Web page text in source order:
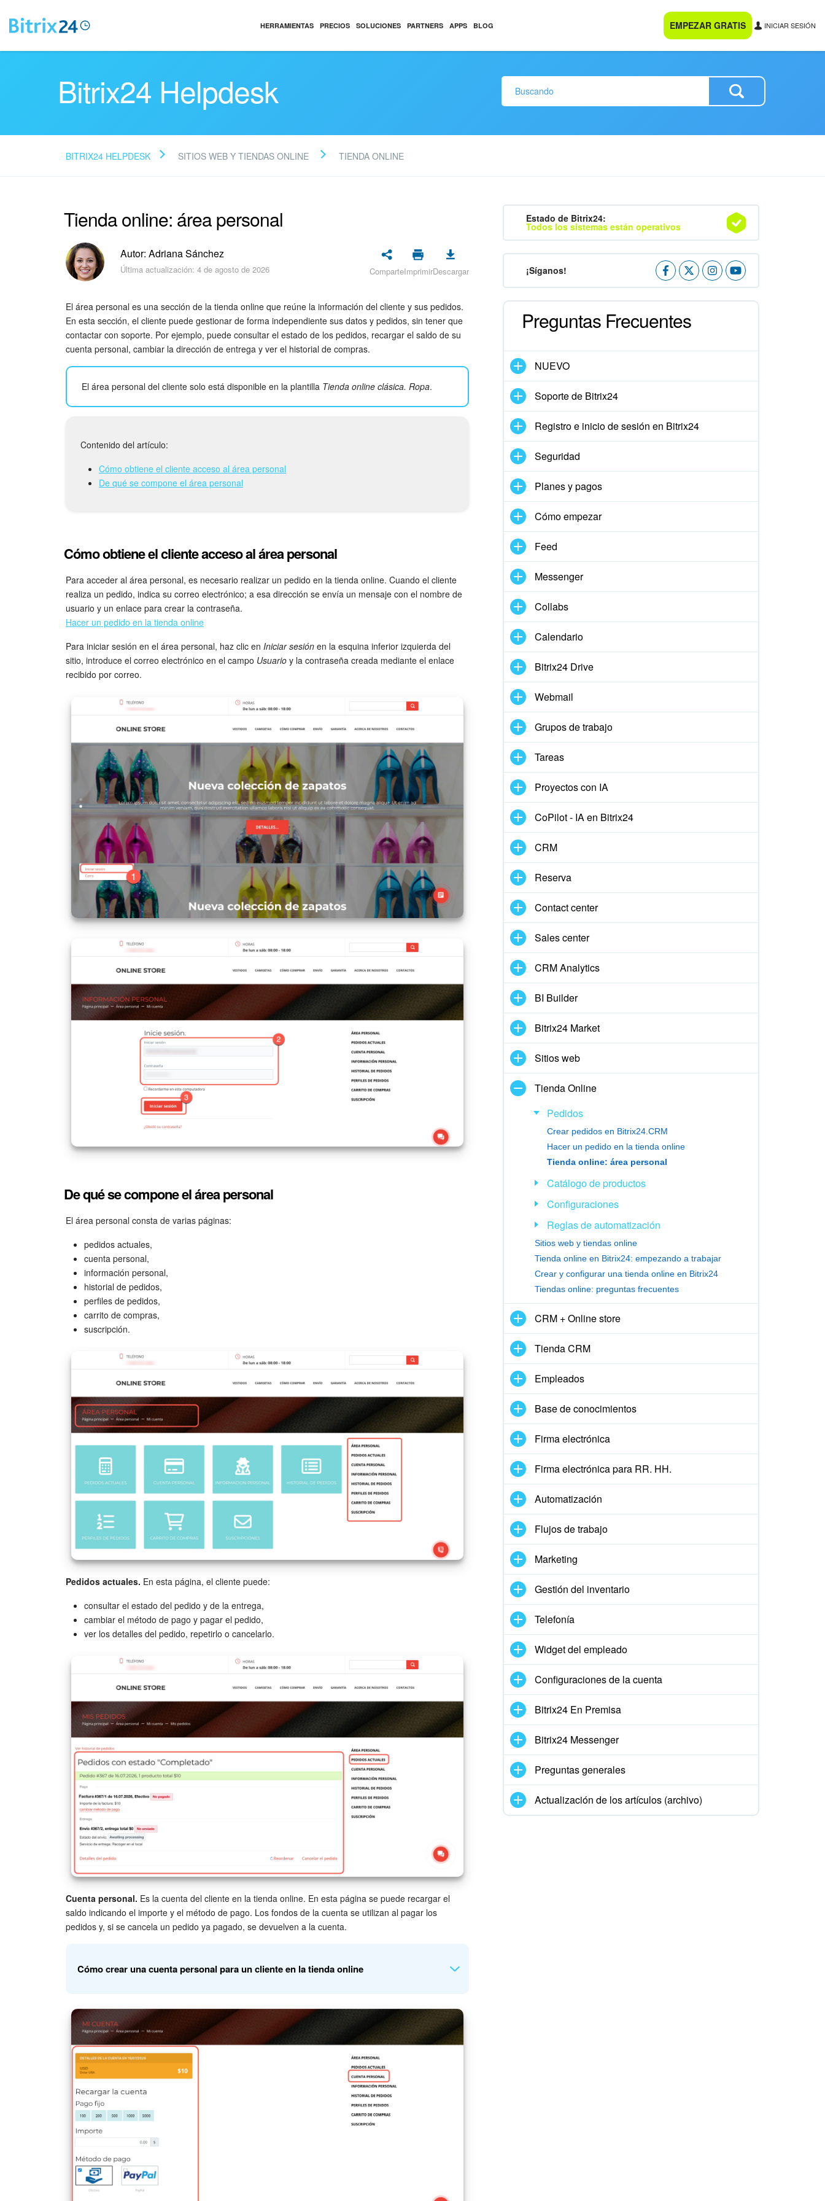
HERRAMIENTAS PRECIOS SOLUCIONES PARTNERS APPS BLOG EMPEZAR GRATIS INICIAR SESIÓN
Bitrix24 Helpdesk
BITRIX24 HELPDESK SITIOS WEB Y TIENDAS ONLINE TIENDA ONLINE
Tienda online: área personal
Autor: Adriana Sánchez
Última actualización: 4 de agosto de 2026 ComparteImprimirDescargar
El área personal es una sección de la tienda online que reúne la información del cliente y sus pedidos.
En esta sección, el cliente puede gestionar de forma independiente sus datos y pedidos, sin tener que
contactar con soporte. Por ejemplo, puede consultar el estado de los pedidos, recargar el saldo de su
cuenta personal, cambiar la dirección de entrega y ver el historial de compras.
El área personal del cliente solo está disponible en la plantilla Tienda online clásica. Ropa.
Contenido del artículo:
Cómo obtiene el cliente acceso al área personal
De qué se compone el área personal
Cómo obtiene el cliente acceso al área personal
Para acceder al área personal, es necesario realizar un pedido en la tienda online. Cuando el cliente
realiza un pedido, indica su correo electrónico; a esa dirección se envía un mensaje con el nombre de
usuario y un enlace para crear la contraseña.
Hacer un pedido en la tienda online
Para iniciar sesión en el área personal, haz clic en Iniciar sesión en la esquina inferior izquierda del
sitio, introduce el correo electrónico en el campo Usuario y la contraseña creada mediante el enlace
recibido por correo.
De qué se compone el área personal
El área personal consta de varias páginas:
pedidos actuales,
cuenta personal,
información personal,
historial de pedidos,
perfiles de pedidos,
carrito de compras,
suscripción.
Pedidos actuales. En esta página, el cliente puede:
consultar el estado del pedido y de la entrega,
cambiar el método de pago y pagar el pedido,
ver los detalles del pedido, repetirlo o cancelarlo.
Cuenta personal. Es la cuenta del cliente en la tienda online. En esta página se puede recargar el
saldo indicando el importe y el método de pago. Los fondos de la cuenta se utilizan al pagar los
pedidos y, si se cancela un pedido ya pagado, se devuelven a la cuenta.
Cómo crear una cuenta personal para un cliente en la tienda online
La cuenta personal del cliente puede ser creada por un administrador de Bitrix24 o por un
empleado con permisos para configurar las secciones.
Permisos de acceso al catálogo de productos
1–5. Ve a
Sitios web y tiendas > Más > Ajustes > Clientes > Cuentas
6. Haz clic en
7. En el campo
, selecciona un cliente de la lista o empieza a escribir
su nombre en la búsqueda.
8. Haz clic en
. La cuenta se ha creado. El cliente podrá recargarla desde el área personal
y utilizarla para pagar sus pedidos.
Estado de Bitrix24:
Todos los sistemas están operativos
¡Síganos!
Preguntas Frecuentes
NUEVO
Soporte de Bitrix24
Registro e inicio de sesión en Bitrix24
Seguridad
Planes y pagos
Cómo empezar
Feed
Messenger
Collabs
Calendario
Bitrix24 Drive
Webmail
Grupos de trabajo
Tareas
Proyectos con IA
CoPilot - IA en Bitrix24
CRM
Reserva
Contact center
Sales center
CRM Analytics
BI Builder
Bitrix24 Market
Sitios web
Tienda Online
Pedidos
Crear pedidos en Bitrix24.CRM
Hacer un pedido en la tienda online
Tienda online: área personal
Catálogo de productos
Configuraciones
Reglas de automatización
Sitios web y tiendas online
Tienda online en Bitrix24: empezando a trabajar
Crear y configurar una tienda online en Bitrix24
Tiendas online: preguntas frecuentes
CRM + Online store
Tienda CRM
Empleados
Base de conocimientos
Firma electrónica
Firma electrónica para RR. HH.
Automatización
Flujos de trabajo
Marketing
Gestión del inventario
Telefonía
Widget del empleado
Configuraciones de la cuenta
Bitrix24 En Premisa
Bitrix24 Messenger
Preguntas generales
Actualización de los artículos (archivo)